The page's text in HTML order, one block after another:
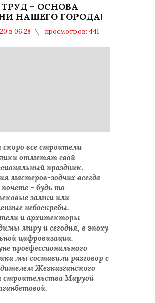
– ОСНОВА
НАШЕГО ГОРОДА!
в 06:28
просмотров: 441
скоро все строители
отметят свой
праздник.
мастеров-зодчих всегда
– будь то
замки или
небоскребы.
и архитекторы
миру и сегодня, в эпоху
цифровизации.
проефессионального
мы составили разговор с
Жезказганского
строительства Маруой